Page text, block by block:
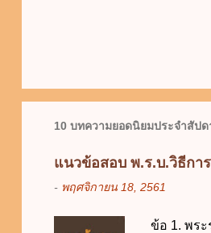
10 บทความยอดนิยมประจำสัปด
แนวข้อสอบ พ.ร.บ.วิธีกา
- พฤศจิกายน 18, 2561
ข้อ 1. พร